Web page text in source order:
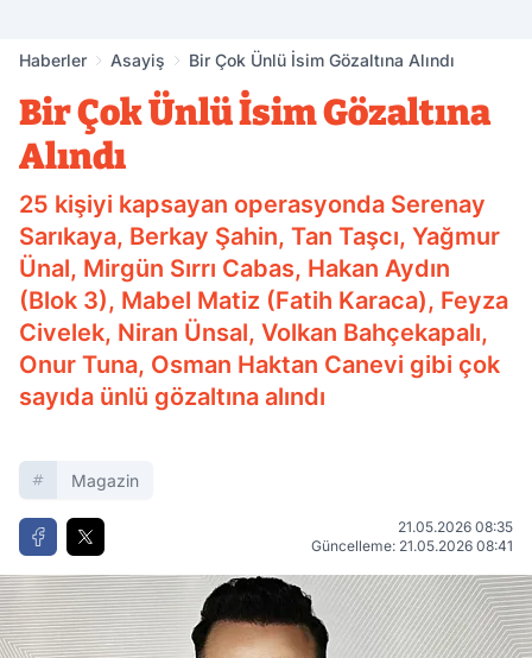
Haberler Asayiş Bir Çok Ünlü İsim Gözaltına Alındı
Bir Çok Ünlü İsim Gözaltına
Alındı
25 kişiyi kapsayan operasyonda Serenay
Sarıkaya, Berkay Şahin, Tan Taşcı, Yağmur
Ünal, Mirgün Sırrı Cabas, Hakan Aydın
(Blok 3), Mabel Matiz (Fatih Karaca), Feyza
Civelek, Niran Ünsal, Volkan Bahçekapalı,
Onur Tuna, Osman Haktan Canevi gibi çok
sayıda ünlü gözaltına alındı
Magazin
21.05.2026 08:35
Güncelleme: 21.05.2026 08:41